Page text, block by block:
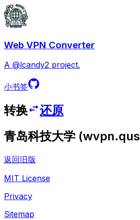
Web VPN Converter
A @lcandy2 project.
小书签
转换
还原
青岛科技大学 (
返回旧版
MIT License
Privacy
Sitemap